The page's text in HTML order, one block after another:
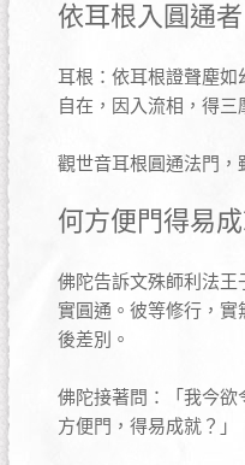
依耳根入圓通者
耳根：依耳根證聲塵
自在，因入流相，得
觀世音耳根圓通法門
何方便門得易
佛陀告訴文殊師利法
實圓通。彼等修行，
後差別。
佛陀接著問：「我今
方便門，得易成就？」